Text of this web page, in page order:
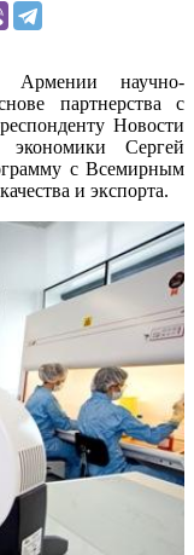
Армении научно-
партнерства с
Новости
Сергей
с Всемирным
и экспорта.